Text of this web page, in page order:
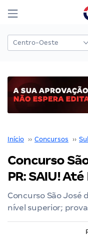
Início ›› Concursos ›› Sul
Concurso
PR: SAIU!
Concurso São José
nível superior;